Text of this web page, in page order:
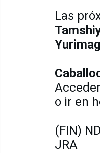
Las
o ir en
(FIN)
JRA